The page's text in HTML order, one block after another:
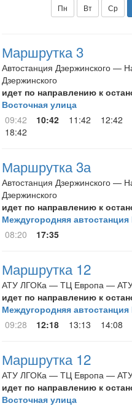
Пн Вт Ср
Маршрутка 3
Автостанция Дзержинского —
Дзержинского
идет по направлению к
Восточная улица
09:42
10:42 11:42 12:42
18:42
Маршрутка 3а
Автостанция Дзержинского —
Дзержинского
идет по направлению к
Междугородняя автостанция
08:20
17:35
Маршрутка 12
АТУ ЛГОКа — ТЦ Европа —
идет по направлению к
Междугородняя автостанция
09:28
12:18 13:13 14:08
Маршрутка 12
АТУ ЛГОКа — ТЦ Европа —
идет по направлению к
Восточная улица